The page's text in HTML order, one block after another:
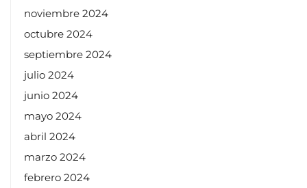
noviembre 2024
octubre 2024
septiembre 2024
julio 2024
junio 2024
mayo 2024
abril 2024
marzo 2024
febrero 2024